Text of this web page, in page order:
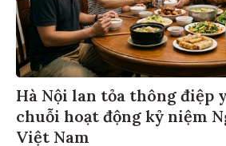
Hà Nội lan tỏa thông điệp
chuỗi hoạt động kỷ niệm
Việt Nam